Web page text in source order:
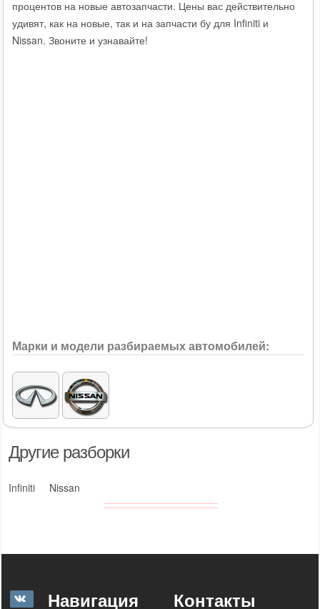
Другие разборки
Infiniti Nissan
процентов на новые автозапчасти. Цены вас действительно
удивят, как на новые, так и на запчасти бу для Infiniti и
Nissan. Звоните и узнавайте!
Марки и модели разбираемых автомобилей:
Навигация Контакты